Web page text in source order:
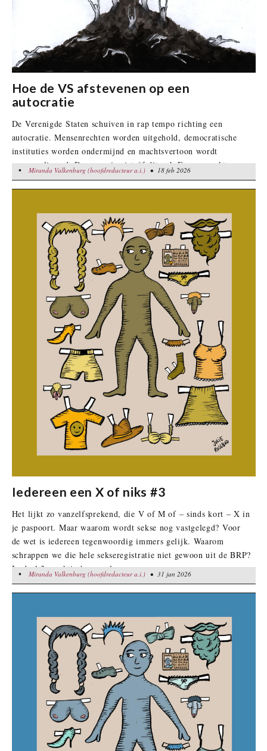
Hoe de VS afstevenen op een
autocratie
De Verenigde Staten schuiven in rap tempo richting een
autocratie. Mensenrechten worden uitgehold, democratische
instituties worden ondermijnd en machtsvertoon wordt
genormaliseerd. De vraag is niet óf dit ook Europa raakt, maar
wanneer en hoe.
Miranda Valkenburg (hoofdredacteur a.i.)• 18 feb 2026
•Miranda Valkenburg (hoofdredacteur a.i.) • 18 feb 2026
Iedereen een X of niks #3
Het lijkt zo vanzelfsprekend, die V of M of – sinds kort – X in
je paspoort. Maar waarom wordt sekse nog vastgelegd? Voor
de wet is iedereen tegenwoordig immers gelijk. Waarom
schrappen we die hele sekseregistratie niet gewoon uit de BRP?
In deel 3: praktische gevolgen
Miranda Valkenburg (hoofdredacteur a.i.)• 31 jan 2026
•Miranda Valkenburg (hoofdredacteur a.i.) • 31 jan 2026